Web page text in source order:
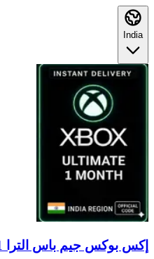
India
إكس بوكس جيم باس الترا 1 شهر (الهند)